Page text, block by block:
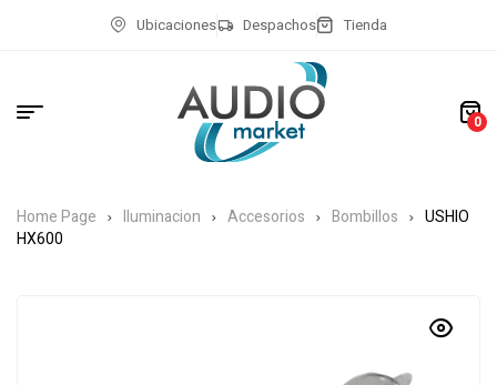
Ubicaciones Despachos Tienda
0
Home Page Iluminacion Accesorios Bombillos
USHIO
HX600